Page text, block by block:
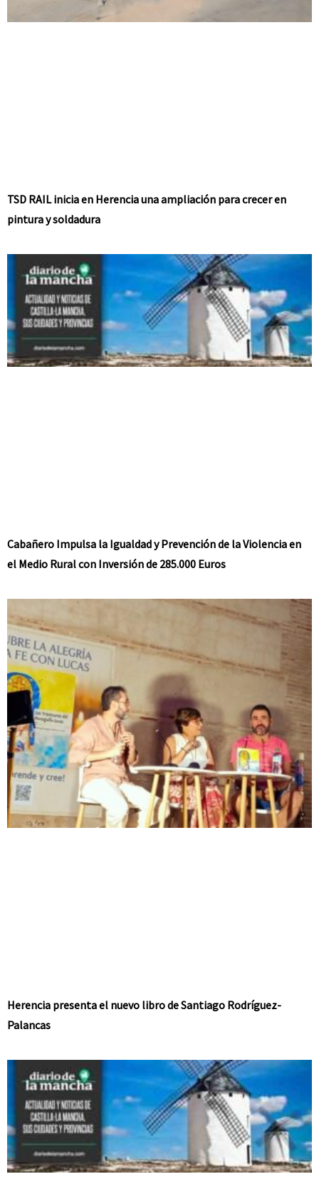
TSD RAIL inicia en Herencia una ampliación para crecer en
pintura y soldadura
Cabañero Impulsa la Igualdad y Prevención de la Violencia en
el Medio Rural con Inversión de 285.000 Euros
Herencia presenta el nuevo libro de Santiago Rodríguez-
Palancas